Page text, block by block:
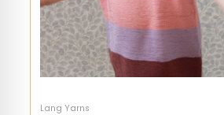
Lang Yarns